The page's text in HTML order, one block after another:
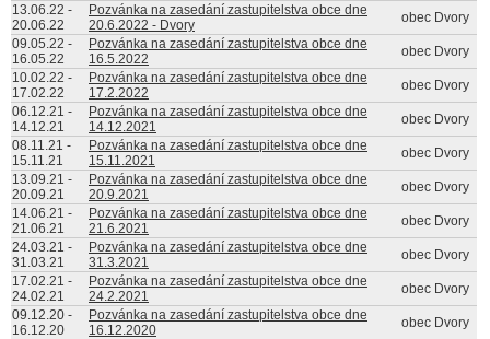
13.06.22 -
20.06.22
Pozvánka na zasedání zastupitelstva obce dne
20.6.2022 - Dvory
obec Dvory
09.05.22 -
16.05.22
Pozvánka na zasedání zastupitelstva obce dne
16.5.2022
obec Dvory
10.02.22 -
17.02.22
Pozvánka na zasedání zastupitelstva obce dne
17.2.2022
obec Dvory
06.12.21 -
14.12.21
Pozvánka na zasedání zastupitelstva obce dne
14.12.2021
obec Dvory
08.11.21 -
15.11.21
Pozvánka na zasedání zastupitelstva obce dne
15.11.2021
obec Dvory
13.09.21 -
20.09.21
Pozvánka na zasedání zastupitelstva obce dne
20.9.2021
obec Dvory
14.06.21 -
21.06.21
Pozvánka na zasedání zastupitelstva obce dne
21.6.2021
obec Dvory
24.03.21 -
31.03.21
Pozvánka na zasedání zastupitelstva obce dne
31.3.2021
obec Dvory
17.02.21 -
24.02.21
Pozvánka na zasedání zastupitelstva obce dne
24.2.2021
obec Dvory
09.12.20 -
16.12.20
Pozvánka na zasedání zastupitelstva obce dne
16.12.2020
obec Dvory